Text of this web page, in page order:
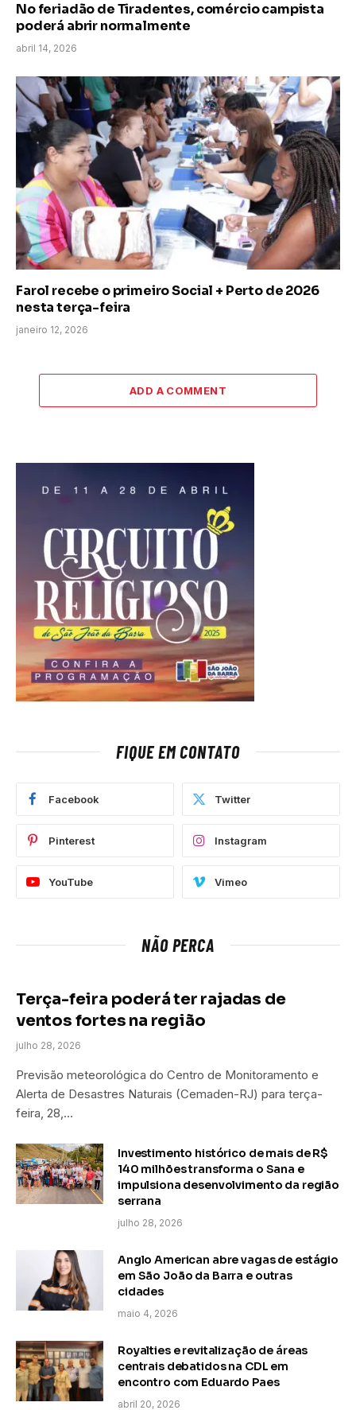
No feriadão de Tiradentes, comércio campista
poderá abrir normalmente
abril 14, 2026
Farol recebe o primeiro Social + Perto de 2026
nesta terça-feira
janeiro 12, 2026
ADD A COMMENT
FIQUE EM CONTATO
Facebook Twitter
Pinterest Instagram
YouTube Vimeo
NÃO PERCA
Terça-feira poderá ter rajadas de
ventos fortes na região
julho 28, 2026
Previsão meteorológica do Centro de Monitoramento e
Alerta de Desastres Naturais (Cemaden-RJ) para terça-
feira, 28,…
Investimento histórico de mais de R$
140 milhões transforma o Sana e
impulsiona desenvolvimento da região
serrana
julho 28, 2026
Anglo American abre vagas de estágio
em São João da Barra e outras
cidades
maio 4, 2026
Royalties e revitalização de áreas
centrais debatidos na CDL em
encontro com Eduardo Paes
abril 20, 2026